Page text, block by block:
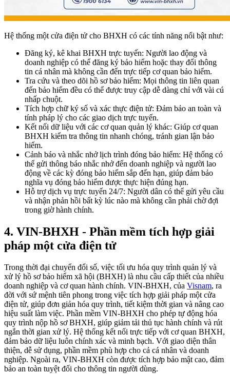
Hệ thống một cửa điện tử cho BHXH có các tính năng nổi bật như:
Đăng ký, kê khai BHXH trực tuyến: Người lao động và
doanh nghiệp có thể đăng ký bảo hiểm hoặc thay đổi thông
tin cá nhân mà không cần đến trực tiếp cơ quan bảo hiểm.
Tra cứu và theo dõi hồ sơ bảo hiểm: Mọi thông tin liên quan
đến bảo hiểm đều có thể được truy cập dễ dàng chỉ với vài cú
nhấp chuột.
Tích hợp chữ ký số và xác thực điện tử: Đảm bảo an toàn và
tính pháp lý cho các giao dịch trực tuyến.
Kết nối dữ liệu với các cơ quan quản lý khác: Giúp cơ quan
BHXH kiểm tra thông tin nhanh chóng, tránh gian lận bảo
hiểm.
Cảnh báo và nhắc nhở lịch trình đóng bảo hiểm: Hệ thống có
thể gửi thông báo nhắc nhở đến doanh nghiệp và người lao
động về các kỳ đóng bảo hiểm sắp đến hạn, giúp đảm bảo
nghĩa vụ đóng bảo hiểm được thực hiện đúng hạn.
Hỗ trợ dịch vụ trực tuyến 24/7: Người dân có thể gửi yêu cầu
và nhận phản hồi bất kỳ lúc nào mà không cần phải chờ đợi
trong giờ hành chính.
4. VIN-BHXH - Phần mềm tích hợp giải
pháp một cửa điện tử
Trong thời đại chuyển đổi số, việc tối ưu hóa quy trình quản lý và
xử lý hồ sơ bảo hiểm xã hội (BHXH) là nhu cầu cấp thiết của nhiều
doanh nghiệp và cơ quan hành chính. VIN-BHXH, của Visnam, ra
đời với sứ mệnh tiên phong trong việc tích hợp giải pháp một cửa
điện tử, giúp đơn giản hóa quy trình, tiết kiệm thời gian và nâng cao
hiệu suất làm việc. Phần mềm VIN-BHXH cho phép tự động hóa
quy trình nộp hồ sơ BHXH, giúp giảm tải thủ tục hành chính và rút
ngắn thời gian xử lý. Hệ thống kết nối trực tiếp với cơ quan BHXH,
đảm bảo dữ liệu luôn chính xác và minh bạch. Với giao diện thân
thiện, dễ sử dụng, phần mềm phù hợp cho cả cá nhân và doanh
nghiệp. Ngoài ra, VIN-BHXH còn được tích hợp bảo mật cao, đảm
bảo an toàn tuyệt đối cho thông tin người dùng.